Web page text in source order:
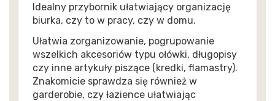
Idealny przybornik ułatwiający organizację
biurka, czy to w pracy, czy w domu.
Ułatwia zorganizowanie, pogrupowanie
wszelkich akcesoriów typu ołówki, długopisy
czy inne artykuły piszące (kredki, flamastry).
Znakomicie sprawdza się również w
garderobie, czy łazience ułatwiając